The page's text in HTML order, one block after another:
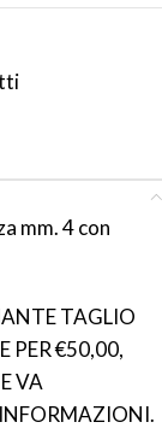
mm. 4 con
TAGLIO
PER €50,00,
VA